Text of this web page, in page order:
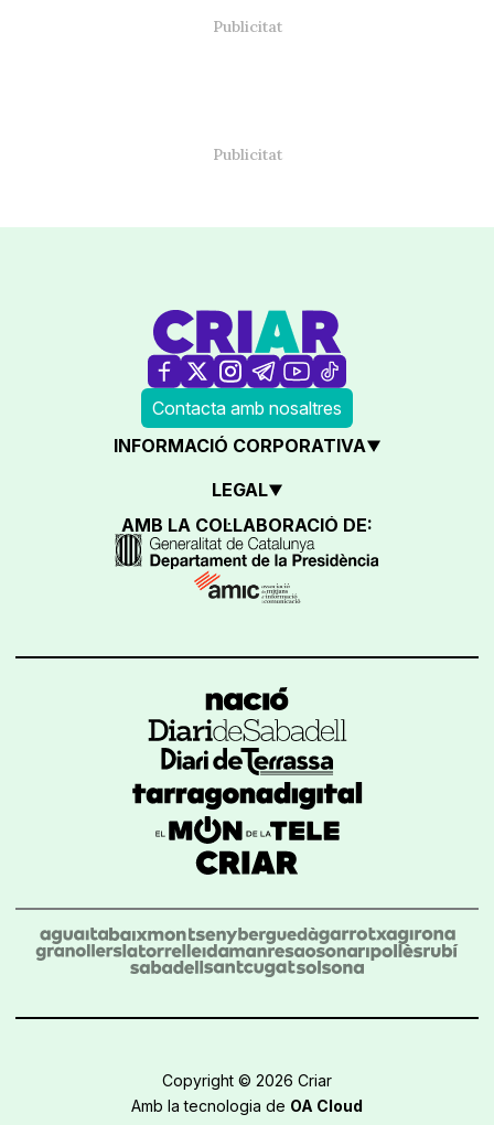
Contacta amb nosaltres
INFORMACIÓ CORPORATIVA
LEGAL
AMB LA COL·LABORACIÓ DE:
Copyright © 2026 Criar
Amb la tecnologia de OA Cloud